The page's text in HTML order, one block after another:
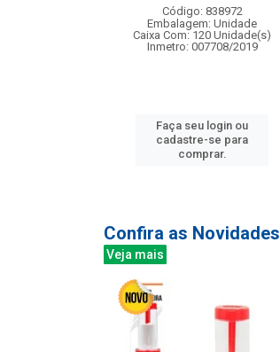
Código: 838972
Embalagem: Unidade
Caixa Com: 120 Unidade(s)
Inmetro: 007708/2019
Faça seu login ou
cadastre-se para
comprar.
Confira as Novidades
Veja mais